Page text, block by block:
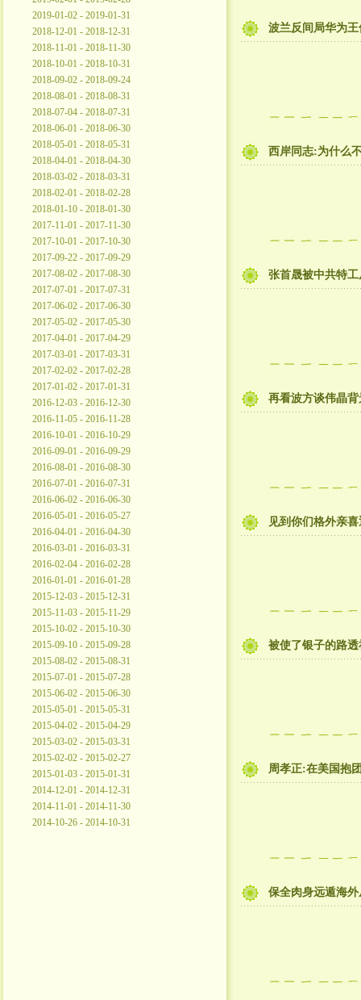
2019-01-02 - 2019-01-31
2018-12-01 - 2018-12-31
2018-11-01 - 2018-11-30
2018-10-01 - 2018-10-31
2018-09-02 - 2018-09-24
2018-08-01 - 2018-08-31
2018-07-04 - 2018-07-31
2018-06-01 - 2018-06-30
2018-05-01 - 2018-05-31
2018-04-01 - 2018-04-30
2018-03-02 - 2018-03-31
2018-02-01 - 2018-02-28
2018-01-10 - 2018-01-30
2017-11-01 - 2017-11-30
2017-10-01 - 2017-10-30
2017-09-22 - 2017-09-29
2017-08-02 - 2017-08-30
2017-07-01 - 2017-07-31
2017-06-02 - 2017-06-30
2017-05-02 - 2017-05-30
2017-04-01 - 2017-04-29
2017-03-01 - 2017-03-31
2017-02-02 - 2017-02-28
2017-01-02 - 2017-01-31
2016-12-03 - 2016-12-30
2016-11-05 - 2016-11-28
2016-10-01 - 2016-10-29
2016-09-01 - 2016-09-29
2016-08-01 - 2016-08-30
2016-07-01 - 2016-07-31
2016-06-02 - 2016-06-30
2016-05-01 - 2016-05-27
2016-04-01 - 2016-04-30
2016-03-01 - 2016-03-31
2016-02-04 - 2016-02-28
2016-01-01 - 2016-01-28
2015-12-03 - 2015-12-31
2015-11-03 - 2015-11-29
2015-10-02 - 2015-10-30
2015-09-10 - 2015-09-28
2015-08-02 - 2015-08-31
2015-07-01 - 2015-07-28
2015-06-02 - 2015-06-30
2015-05-01 - 2015-05-31
2015-04-02 - 2015-04-29
2015-03-02 - 2015-03-31
2015-02-02 - 2015-02-27
2015-01-03 - 2015-01-31
2014-12-01 - 2014-12-31
2014-11-01 - 2014-11-30
2014-10-26 - 2014-10-31
波兰反间局华为
西岸同志:为什么
张首晟被中共特
再看波方谈伟晶
见到你们格外亲
被使了银子的路
周孝正:在美国抱
保全肉身远遁海